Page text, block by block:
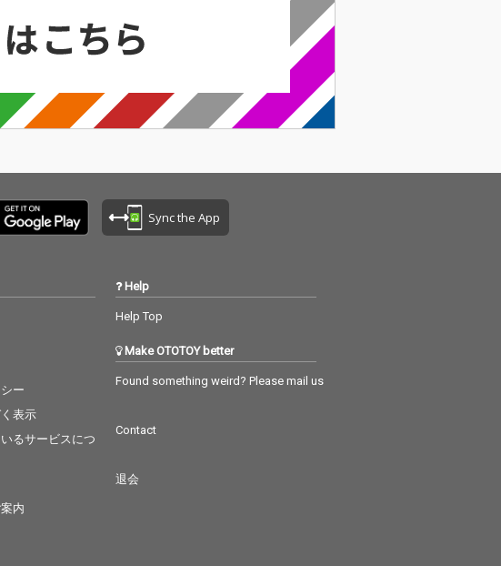
現在のUKロック・シー
ンの最前線を走る重要
バンドである。 今回リ
e l u x eには、yunè pi
nkuとSquidに加え、先
行配信され話題を呼ん
現在のUKロック・シー
ンの最前線を走る重要
e l u x eには、yunè pi
nkuとSquidに加え、先
行配信され話題を呼ん
Sync the App
ー
表示
るサービスにつ
内
Help
Help Top
Make OTOTOY better
Found something weird? Please mail us
Contact
退会